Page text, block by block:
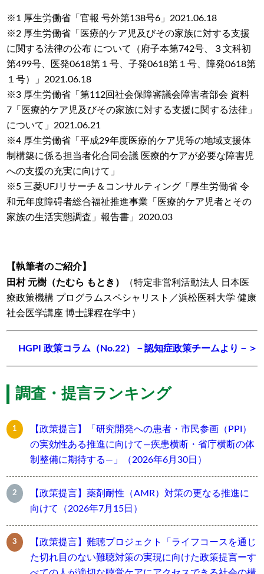
※1 厚生労働省「官報 号外第138号6」2021.06.18
※2 厚生労働省「医療的ケア児及びその家族に対する支援
に関する法律の公布 について（府子本第742号、３文科初
第499号、医発0618第１号、子発0618第１号、障発0618第
１号）」2021.06.18
※3 厚生労働省「第112回社会保障審議会障害者部会 資料
7「医療的ケア児及びその家族に対する支援に関する法律」
について」2021.06.21
※4 厚生労働省「平成29年度医療的ケア児等の地域支援体
制構築に係る担当者化合同会議 医療的ケアが必要な障害児
への支援の充実に向けて」
※5 三菱UFJリサーチ＆コンサルティング「厚生労働省 令
和元年度障碍者総合福祉推進事業「医療的ケア児者とその
家族の生活実態調査」報告書」2020.03
【執筆者のご紹介】
田村 元樹（たむら もとき）
（特定非営利活動法人 日本医
療政策機構 プログラムスペシャリスト／浜松医科大学 健康
社会医学講座 博士課程在学中）
HGPI 政策コラム（No.22）－認知症政策チームより－＞
調査・提言ランキング
【政策提言】「研究開発への患者・市民参画（PPI）
の実効性ある推進に向けて―疾患横断・省庁横断の体
制整備に期待する―」（2026年6月30日）
【政策提言】薬剤耐性（AMR）対策の更なる推進に
向けて（2026年7月15日）
【政策提言】難聴プロジェクト「ライフコースを通じ
た切れ目のない難聴対策の実現に向けた政策提言ーす